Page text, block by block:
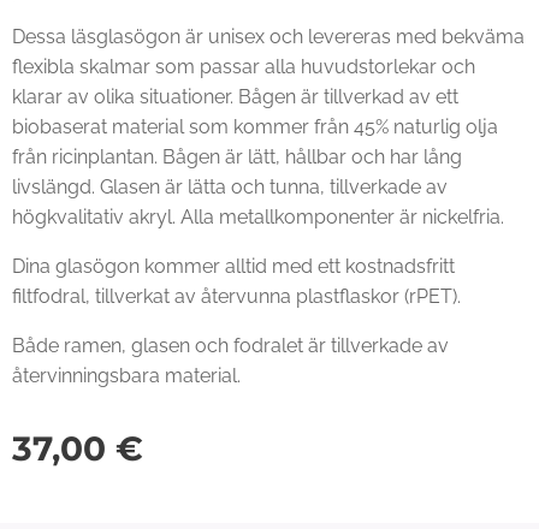
Dessa läsglasögon är unisex och levereras med bekväma
flexibla skalmar som passar alla huvudstorlekar och
klarar av olika situationer. Bågen är tillverkad av ett
biobaserat material som kommer från 45% naturlig olja
från ricinplantan. Bågen är lätt, hållbar och har lång
livslängd. Glasen är lätta och tunna, tillverkade av
högkvalitativ akryl. Alla metallkomponenter är nickelfria.
Dina glasögon kommer alltid med ett kostnadsfritt
filtfodral, tillverkat av återvunna plastflaskor (rPET).
Både ramen, glasen och fodralet är tillverkade av
återvinningsbara material.
37,00 €